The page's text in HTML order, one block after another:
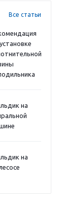
Все статьи
на
на